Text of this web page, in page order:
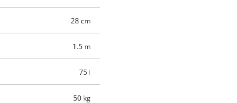
28 cm
1.5 m
75 l
50 kg